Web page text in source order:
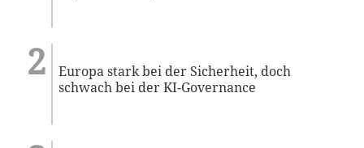
Europa stark bei der Sicherheit, doch
schwach bei der KI-Governance